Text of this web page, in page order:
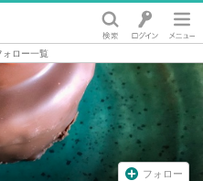
ォロー一覧
フォロー